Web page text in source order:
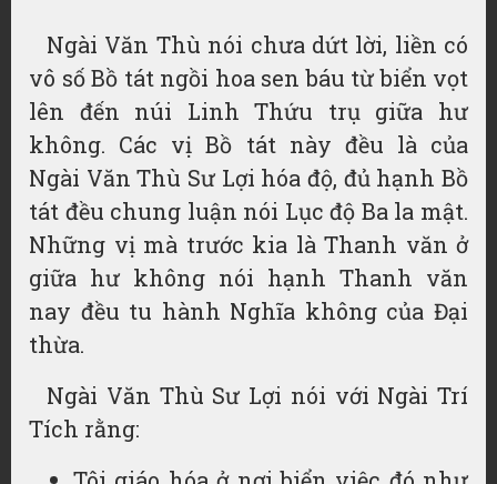
Ngài Văn Thù nói chưa dứt lời, liền có
vô số Bồ tát ngồi hoa sen báu từ biển vọt
lên đến núi Linh Thứu trụ giữa hư
không. Các vị Bồ tát này đều là của
Ngài Văn Thù Sư Lợi hóa độ, đủ hạnh Bồ
tát đều chung luận nói Lục độ Ba la mật.
Những vị mà trước kia là Thanh văn ở
giữa hư không nói hạnh Thanh văn
nay đều tu hành Nghĩa không của Đại
thừa.
Ngài Văn Thù Sư Lợi nói với Ngài Trí
Tích rằng: